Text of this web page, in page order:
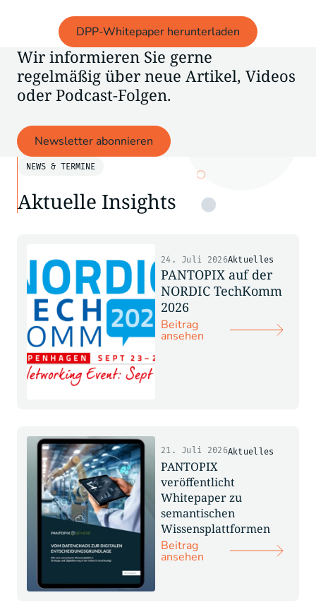
DPP-Whitepaper herunterladen
Wir informieren Sie gerne
regelmäßig über neue Artikel, Videos
oder Podcast-Folgen.
Newsletter abonnieren
NEWS & TERMINE
Aktuelle Insights
Aktuelles
24. Juli 2026
PANTOPIX auf der
NORDIC TechKomm
2026
Beitrag
ansehen
Aktuelles
21. Juli 2026
PANTOPIX
veröffentlicht
Whitepaper zu
semantischen
Wissensplattformen
Beitrag
ansehen